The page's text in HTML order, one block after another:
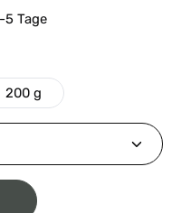
Tage
200 g
Wert ein